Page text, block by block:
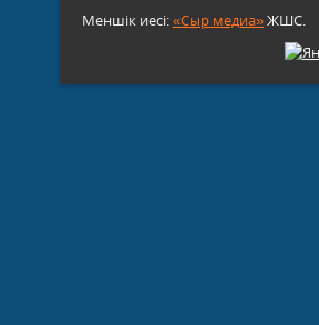
Меншік иесі:«Сыр медиа»ЖШС.